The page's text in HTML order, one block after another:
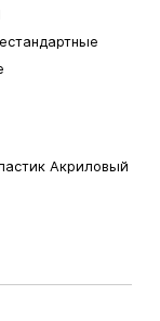
Акриловый